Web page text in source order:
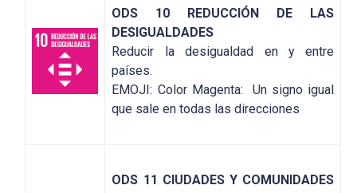
ODS 10 REDUCCIÓN DE LAS
DESIGUALDADES
Reducir la desigualdad en y entre
países.
EMOJI: Color Magenta: Un signo igual
que sale en todas las direcciones
ODS 11 CIUDADES Y COMUNIDADES